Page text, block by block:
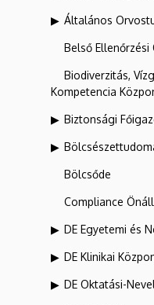
Általános
Belső
Biodiverzitás,
Kompetencia
Biztonsági
Bölcsőde
Compliance
DE Egyetemi és
DE Klinikai
DE Oktatási-